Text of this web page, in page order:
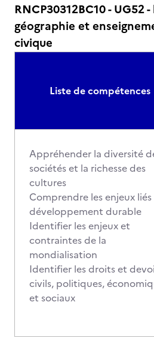
RNCP30312BC10 - UG52
géographie et
civique
Liste de compétences
Appréhender la diversité
sociétés et la richesse des
cultures
Comprendre les enjeux liés
développement durable
Identifier les enjeux et
contraintes de la
mondialisation
Identifier les droits et
civils, politiques,
et sociaux